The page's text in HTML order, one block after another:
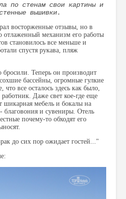
по стенам свои картины и
вышивки.
восторженные отзывы, но в
отлаженный механизм его работы
становилось все меньше и
спустя рукава, пляж
Теперь он производит
бассейны, огромные гулкие
что все осталось здесь как было,
Даже свет кое-где еще
шикарная мебель и бокалы на
благовония и сувениры. Отель
почему-то обходят его
до сих пор ожидает гостей..."